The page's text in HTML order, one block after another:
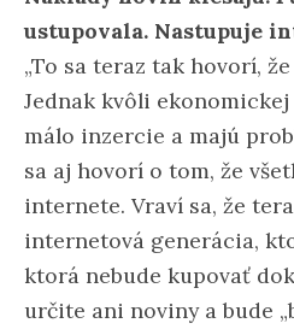
ustupovala. Nastupuje
„To sa teraz tak hovorí,
Jednak kvôli
málo inzercie a majú
sa aj hovorí o tom, že
internete. Vraví sa, že
internetová generácia,
ktorá nebude kupovať
určite ani noviny a bude